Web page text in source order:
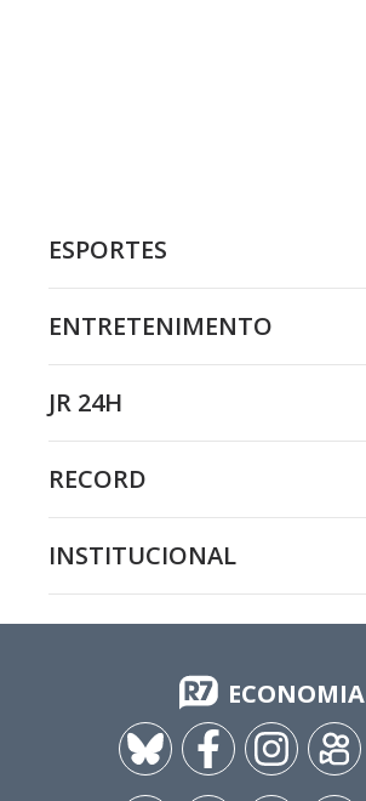
ESPORTES
ENTRETENIMENTO
JR 24H
RECORD
INSTITUCIONAL
ECONOMIA